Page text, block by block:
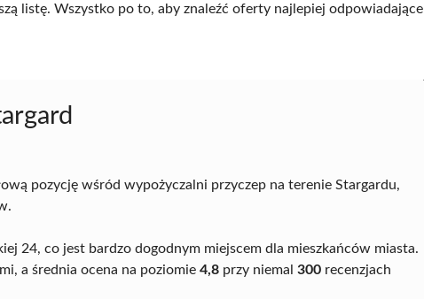
listę. Wszystko po to, aby znaleźć oferty najlepiej odpowiadające
pozycję wśród wypożyczalni przyczep na terenie Stargardu,
24, co jest bardzo dogodnym miejscem dla mieszkańców miasta.
a średnia ocena na poziomie 4,8 przy niemal 300 recenzjach